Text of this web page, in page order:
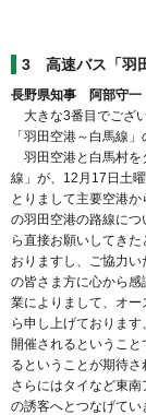
3 高速バス「羽
長野県知事 阿部守一
大きな3番目でござ
「羽田空港～白馬線
羽田空港と白馬村を
線」が、12月17日土
とりまして主要空港
の羽田空港の路線に
ら直接お願いしてき
おりますし、ご協力
の皆さま方に心から
業によりまして、オ
ら申し上げておりま
開催されるというこ
るということが期待さ
さらにはタイなど東
の誘客へとつなげて